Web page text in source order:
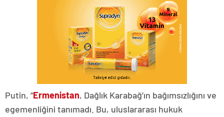
Putin, “Ermenistan, Dağlık Karabağ’ın bağımsızlığını ve
egemenliğini tanımadı. Bu, uluslararası hukuk